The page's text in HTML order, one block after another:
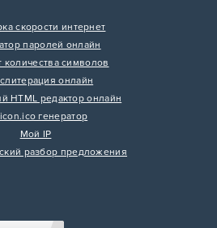
скорости интернет
паролей онлайн
количества символов
онлайн
HTML редактор онлайн
генератор
Мой IP
разбор предложения